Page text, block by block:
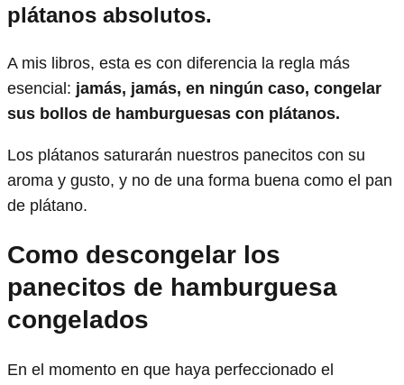
plátanos absolutos.
A mis libros, esta es con diferencia la regla más
esencial: jamás, jamás, en ningún caso, congelar
sus bollos de hamburguesas con plátanos.
Los plátanos saturarán nuestros panecitos con su
aroma y gusto, y no de una forma buena como el pan
de plátano.
Como descongelar los
panecitos de hamburguesa
congelados
En el momento en que haya perfeccionado el